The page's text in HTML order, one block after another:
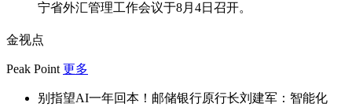
宁省外汇管理工作会议于8月4日召开。
金视点
Peak Point 更多
别指望AI一年回本！邮储银行原行长刘建军：智能化